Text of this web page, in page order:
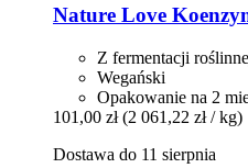
Nature Love
Z fermentacji
Wegański
Opakowanie na 2
101,00 zł (2 061,22 zł / kg)
Dostawa do 11 sierpnia